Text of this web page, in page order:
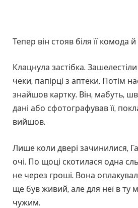
Тепер він стояв біля її комода
Клацнула застібка.
чеки, папірці з аптеки. Потім
знайшов картку. Він, мабуть,
дані або сфотографував її,
вийшов.
Лише коли двері зачинилися,
очі. По щоці скотилася одна
не через гроші. Вона
ще був живий, але для неї в ту
чужим.